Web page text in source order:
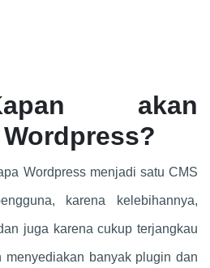
akan
Wordpress menjadi satu CMS
karena kelebihannya,
juga karena cukup terjangkau
menyediakan banyak plugin dan